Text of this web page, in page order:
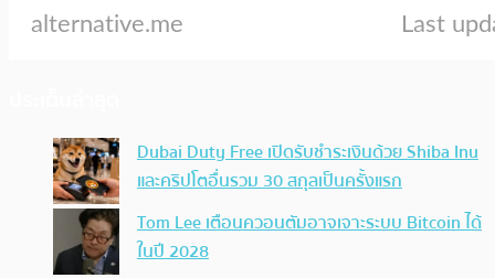
Dubai Duty Free เปิดรับชำระเงินด้วย Shiba Inu
และคริปโตอื่นรวม 30 สกุลเป็นครั้งแรก
Tom Lee เตือนควอนตัมอาจเจาะระบบ Bitcoin ได้
ในปี 2028